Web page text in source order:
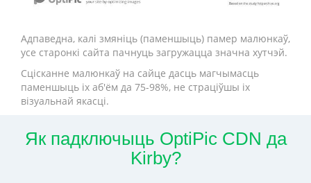
Адпаведна, калі змяніць (паменшыць) памер малюнкаў,
усе старонкі сайта пачнуць загружацца значна хутчэй.
Сцісканне малюнкаў на сайце дасць магчымасць
паменшыць іх аб'ём да 75-98%, не страціўшы іх
візуальнай якасці.
Як падключыць OptiPic CDN да
Kirby?